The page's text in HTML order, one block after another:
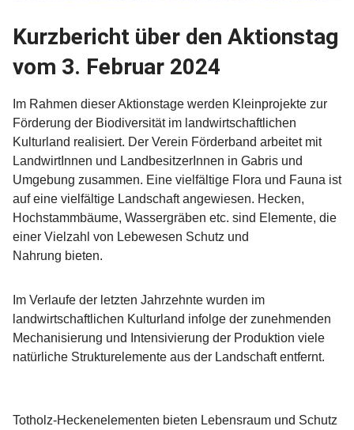
Kurzbericht über den Aktionstag
vom 3. Februar 2024
Im Rahmen dieser Aktionstage werden Kleinprojekte zur
Förderung der Biodiversität im landwirtschaftlichen
Kulturland realisiert. Der Verein Förderband arbeitet mit
LandwirtInnen und LandbesitzerInnen in Gabris und
Umgebung zusammen. Eine vielfältige Flora und Fauna ist
auf eine vielfältige Landschaft angewiesen. Hecken,
Hochstammbäume, Wassergräben etc. sind Elemente, die
einer Vielzahl von Lebewesen Schutz und
Nahrung bieten.
Im Verlaufe der letzten Jahrzehnte wurden im
landwirtschaftlichen Kulturland infolge der zunehmenden
Mechanisierung und Intensivierung der Produktion viele
natürliche Strukturelemente aus der Landschaft entfernt.
Totholz-Heckenelementen bieten Lebensraum und Schutz